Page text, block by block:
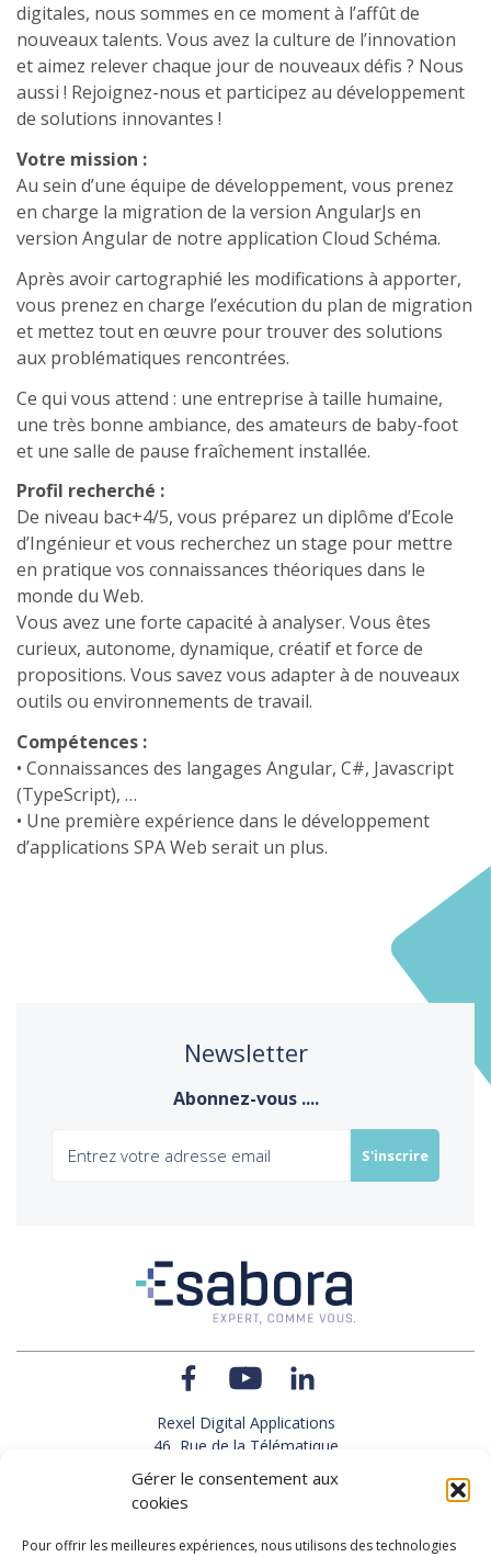
Gérer le consentement aux
cookies
Pour offrir les meilleures expériences, nous utilisons des technologies
digitales, nous sommes en ce moment à l’affût de
nouveaux talents. Vous avez la culture de l’innovation
et aimez relever chaque jour de nouveaux défis ? Nous
aussi ! Rejoignez-nous et participez au développement
de solutions innovantes !
Votre mission :
Au sein d’une équipe de développement, vous prenez
en charge la migration de la version AngularJs en
version Angular de notre application Cloud Schéma.
Après avoir cartographié les modifications à apporter,
vous prenez en charge l’exécution du plan de migration
et mettez tout en œuvre pour trouver des solutions
aux problématiques rencontrées.
Ce qui vous attend : une entreprise à taille humaine,
une très bonne ambiance, des amateurs de baby-foot
et une salle de pause fraîchement installée.
Profil recherché :
De niveau bac+4/5, vous préparez un diplôme d’Ecole
d’Ingénieur et vous recherchez un stage pour mettre
en pratique vos connaissances théoriques dans le
monde du Web.
Vous avez une forte capacité à analyser. Vous êtes
curieux, autonome, dynamique, créatif et force de
propositions. Vous savez vous adapter à de nouveaux
outils ou environnements de travail.
Compétences :
• Connaissances des langages Angular, C#, Javascript
(TypeScript), …
• Une première expérience dans le développement
d’applications SPA Web serait un plus.
Newsletter
Abonnez-vous ....
Rexel Digital Applications
46, Rue de la Télématique
Le Polygone 42000 SAINT-ETIENNE
TEL : 33(0)4 77 92 28 60
FAX : 33(0)4 77 92 28 61
SUPPORT : 33(0)4 69 68 82 10